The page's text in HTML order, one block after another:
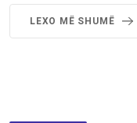
LEXO MË SHUMË